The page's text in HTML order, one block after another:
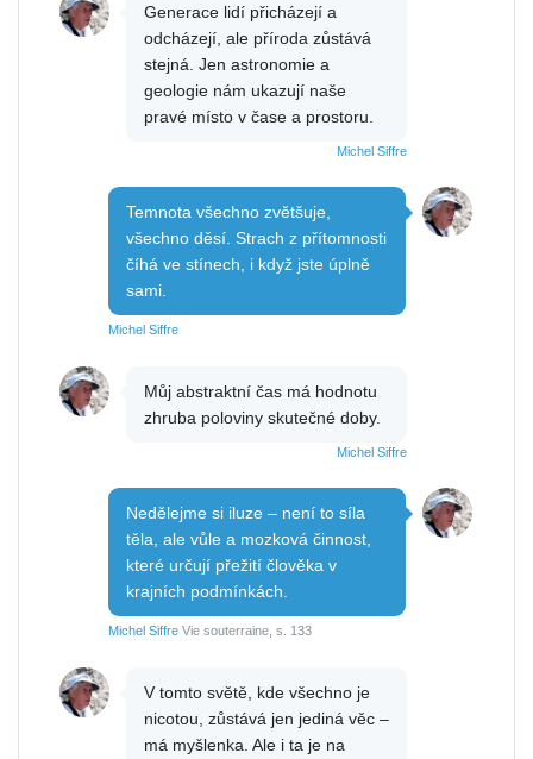
Generace lidí přicházejí a
odcházejí, ale příroda zůstává
stejná. Jen astronomie a
geologie nám ukazují naše
pravé místo v čase a prostoru.
Michel Siffre
Temnota všechno zvětšuje,
všechno děsí. Strach z přítomnosti
číhá ve stínech, i když jste úplně
sami.
Michel Siffre
Můj abstraktní čas má hodnotu
zhruba poloviny skutečné doby.
Michel Siffre
Nedělejme si iluze – není to síla
těla, ale vůle a mozková činnost,
které určují přežití člověka v
krajních podmínkách.
Michel Siffre Vie souterraine, s. 133
V tomto světě, kde všechno je
nicotou, zůstává jen jediná věc –
má myšlenka. Ale i ta je na